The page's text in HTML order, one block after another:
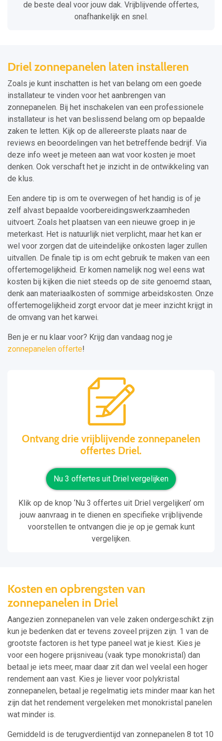
de beste deal voor jouw dak. Vrijblijvende offertes,
onafhankelijk en snel.
Driel zonnepanelen laten installeren
Zoals je kunt inschatten is het van belang om een goede
installateur te vinden voor het aanbrengen van
zonnepanelen. Bij het inschakelen van een professionele
installateur is het van beslissend belang om op bepaalde
zaken te letten. Kijk op de allereerste plaats naar de
reviews en beoordelingen van het betreffende bedrijf. Via
deze info weet je meteen aan wat voor kosten je moet
denken. Ook verschaft het je inzicht in de ontwikkeling van
de klus.
Een andere tip is om te overwegen of het handig is of je
zelf alvast bepaalde voorbereidingswerkzaamheden
uitvoert. Zoals het plaatsen van een nieuwe groep in je
meterkast. Het is natuurlijk niet verplicht, maar het kan er
wel voor zorgen dat de uiteindelijke onkosten lager zullen
uitvallen. De finale tip is om echt gebruik te maken van een
offertemogelijkheid. Er komen namelijk nog wel eens wat
kosten bij kijken die niet steeds op de site genoemd staan,
denk aan materiaalkosten of sommige arbeidskosten. Onze
offertemogelijkheid zorgt ervoor dat je meer inzicht krijgt in
de omvang van het karwei.
Ben je er nu klaar voor? Krijg dan vandaag nog je
zonnepanelen offerte!
Ontvang drie vrijblijvende zonnepanelen
offertes Driel.
Nu 3 offertes uit Driel vergelijken
Klik op de knop ‘Nu 3 offertes uit Driel vergelijken’ om
jouw aanvraag in te dienen en specifieke vrijblijvende
voorstellen te ontvangen die je op je gemak kunt
vergelijken.
Kosten en opbrengsten van
zonnepanelen in Driel
Aangezien zonnepanelen van vele zaken ondergeschikt zijn
kun je bedenken dat er tevens zoveel prijzen zijn. 1 van de
grootste factoren is het type paneel wat je kiest. Kies je
voor een hogere prijsniveau (vaak type monokristal) dan
betaal je iets meer, maar daar zit dan wel veelal een hoger
rendement aan vast. Kies je liever voor polykristal
zonnepanelen, betaal je regelmatig iets minder maar kan het
zijn dat het rendement vergeleken met monokristal panelen
wat minder is.
Gemiddeld is de terugverdientijd van zonnepanelen 8 tot 10